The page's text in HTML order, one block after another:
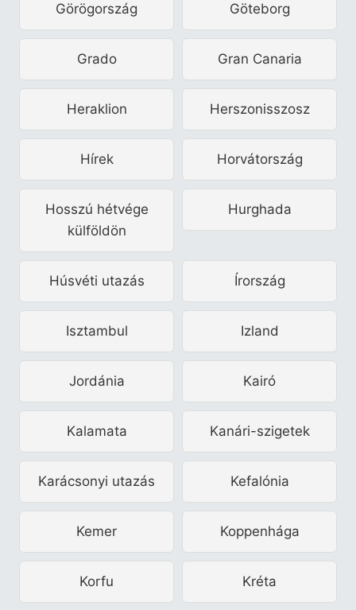
Görögország Göteborg
Grado Gran Canaria
Heraklion Herszonisszosz
Hírek Horvátország
Hosszú hétvége
külföldön
Hurghada
Húsvéti utazás Írország
Isztambul Izland
Jordánia Kairó
Kalamata Kanári-szigetek
Karácsonyi utazás Kefalónia
Kemer Koppenhága
Korfu Kréta